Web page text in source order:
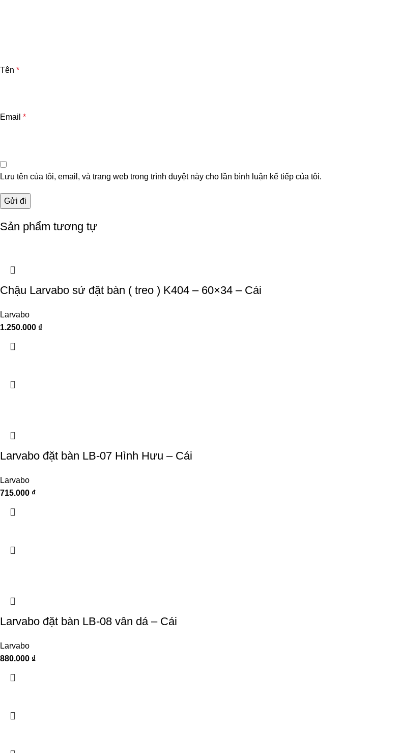
Tên *
Email *
Lưu tên của tôi, email, và trang web trong trình duyệt này cho lần bình luận kế tiếp của tôi.
Sản phẩm tương tự
Chậu Larvabo sứ đặt bàn ( treo ) K404 – 60×34 – Cái
Larvabo
1.250.000 ₫
Larvabo đặt bàn LB-07 Hình Hưu – Cái
Larvabo
715.000 ₫
Larvabo đặt bàn LB-08 vân dá – Cái
Larvabo
880.000 ₫